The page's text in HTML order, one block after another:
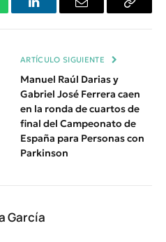
LinkedInEmail
Copiar
ARTÍCULO SIGUIENTE
Manuel Raúl Darias y
Gabriel José Ferrera caen
en la ronda de cuartos de
final del Campeonato de
España para Personas con
Parkinson
García